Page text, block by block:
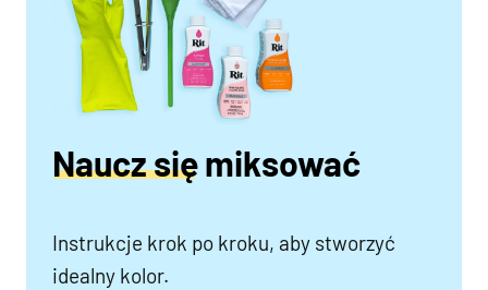
Naucz się miksować
Instrukcje krok po kroku, aby stworzyć
idealny kolor.